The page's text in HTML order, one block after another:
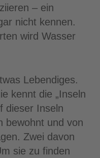
– ein
nicht kennen.
wird Wasser
Lebendiges.
kennt die „Inseln
dieser Inseln
bewohnt und von
Zwei davon
sie zu finden